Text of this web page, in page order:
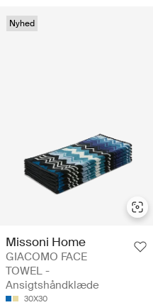
Nyhed
Missoni Home
GIACOMO FACE
TOWEL -
Ansigtshåndklæde
30X30